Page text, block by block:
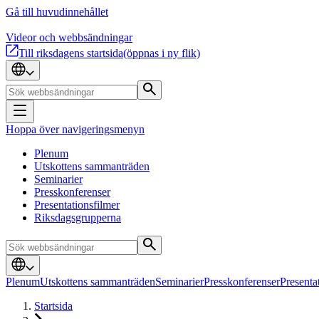
Gå till huvudinnehållet
Videor och webbsändningar
Till riksdagens startsida(öppnas i ny flik)
Hoppa över navigeringsmenyn
Plenum
Utskottens sammanträden
Seminarier
Presskonferenser
Presentationsfilmer
Riksdagsgrupperna
PlenumUtskottens sammanträdenSeminarierPresskonferenser
Startsida